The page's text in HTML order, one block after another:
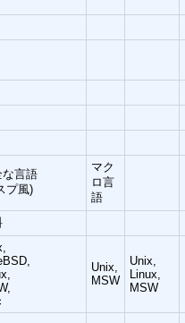
な言語
プ風)
マク
ロ言
語
Unix,
MSW
Unix,
Linux,
MSW